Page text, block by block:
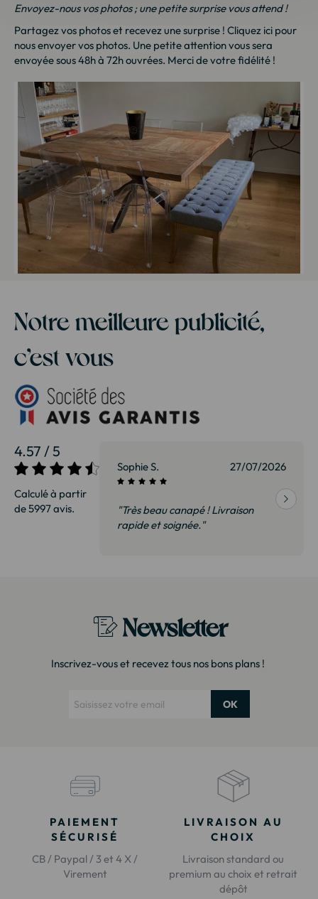
Envoyez-nous vos photos ; une petite surprise vous attend !
Partagez vos photos et recevez une surprise ! Cliquez ici pour
nous envoyer vos photos. Une petite attention vous sera
envoyée sous 48h à 72h ouvrées. Merci de votre fidélité !
Notre meilleure publicité,
c’est vous
4.57 / 5
Calculé à partir
de 5997 avis.
27/07/2026 Sophie S. 27/07/2026
"Très beau canapé ! Livraison
rapide et soignée."
Newsletter
Inscrivez-vous et recevez tous nos bons plans !
OK
PAIEMENT
SÉCURISÉ
CB / Paypal / 3 et 4 X /
Virement
LIVRAISON AU
CHOIX
Livraison standard ou
premium au choix et retrait
dépôt